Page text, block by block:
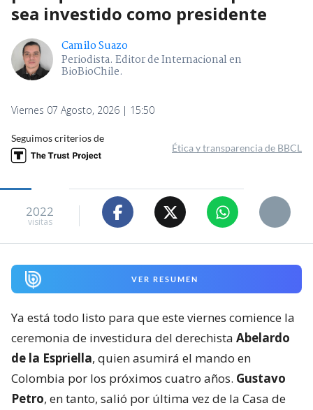
sea investido como presidente
Camilo Suazo
Periodista. Editor de Internacional en
BioBioChile.
Viernes 07 Agosto, 2026 | 15:50
Seguimos criterios de
Ética y transparencia de BBCL
2022
visitas
VER RESUMEN
Ya está todo listo para que este viernes comience la
ceremonia de investidura del derechista Abelardo
de la Espriella, quien asumirá el mando en
Colombia por los próximos cuatro años. Gustavo
Petro, en tanto, salió por última vez de la Casa de